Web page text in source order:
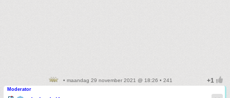
• maandag 29 november 2021 @ 18:26 • 241
Moderator